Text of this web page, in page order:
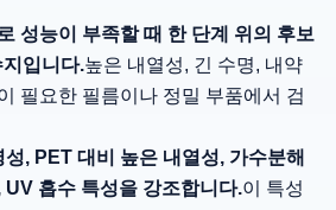
성능이 부족할 때 한 단계 위의 후보
입니다.높은 내열성, 긴 수명, 내약
필요한 필름이나 정밀 부품에서 검
, PET 대비 높은 내열성, 가수분해
UV 흡수 특성을 강조합니다.이 특성